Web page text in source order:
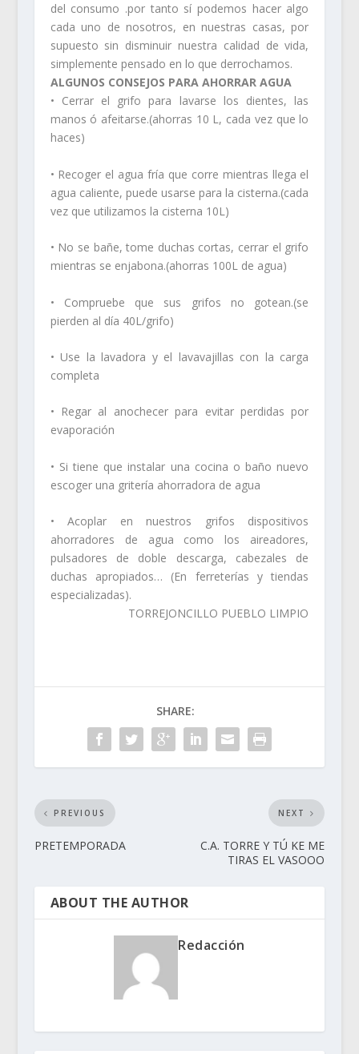
del consumo .por tanto sí podemos hacer algo
cada uno de nosotros, en nuestras casas, por
supuesto sin disminuir nuestra calidad de vida,
simplemente pensado en lo que derrochamos.
ALGUNOS CONSEJOS PARA AHORRAR AGUA
• Cerrar el grifo para lavarse los dientes, las
manos ó afeitarse.(ahorras 10 L, cada vez que lo
haces)
• Recoger el agua fría que corre mientras llega el
agua caliente, puede usarse para la cisterna.(cada
vez que utilizamos la cisterna 10L)
• No se bañe, tome duchas cortas, cerrar el grifo
mientras se enjabona.(ahorras 100L de agua)
• Compruebe que sus grifos no gotean.(se
pierden al día 40L/grifo)
• Use la lavadora y el lavavajillas con la carga
completa
• Regar al anochecer para evitar perdidas por
evaporación
• Si tiene que instalar una cocina o baño nuevo
escoger una gritería ahorradora de agua
• Acoplar en nuestros grifos dispositivos
ahorradores de agua como los aireadores,
pulsadores de doble descarga, cabezales de
duchas apropiados… (En ferreterías y tiendas
especializadas).
TORREJONCILLO PUEBLO LIMPIO
SHARE:
PREVIOUS
PRETEMPORADA
NEXT
C.A. TORRE Y TÚ KE ME
TIRAS EL VASOOO
ABOUT THE AUTHOR
Redacción